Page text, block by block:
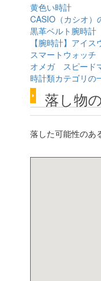
黄色い時計
CASIO（カシオ）
黒革ベルト腕時計
【腕時計】アイ
スマートウォッチ
オメガ スピー
時計類カテゴリの
落し物
落した可能性のあ